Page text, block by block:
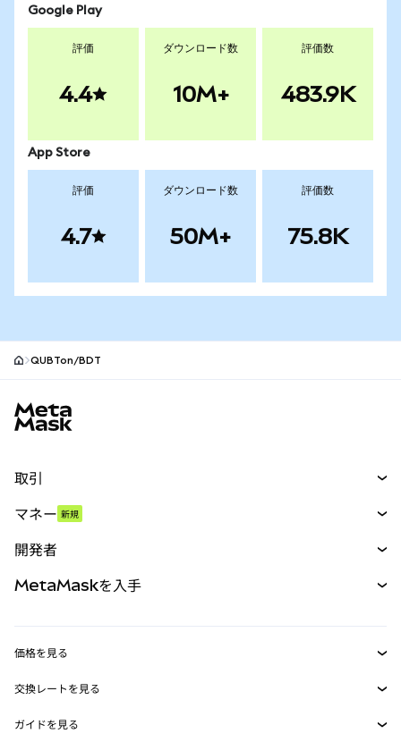
Google Play
評価
4.4
ダウンロード数
10M+
評価数
483.9K
App Store
評価
4.7
ダウンロード数
50M+
評価数
75.8K
QUBTon/BDT
取引
パーペチュアル
RWA
マネー 新規
開発者
MetaMask Connect
Snaps
MetaMaskを入手
セキュリティ
価格を見る
イーサリアムの価格
Solanaの価格
交換レートを見る
ETH→USD
ガイドを見る